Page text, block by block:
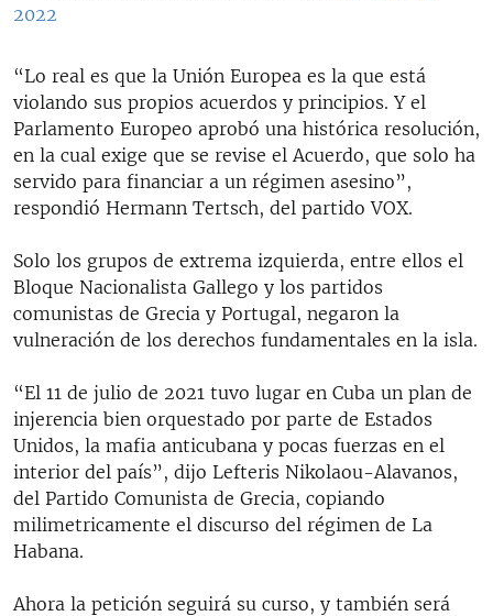
2022
“Lo real es que la Unión Europea es la que está
violando sus propios acuerdos y principios. Y el
Parlamento Europeo aprobó una histórica resolución,
en la cual exige que se revise el Acuerdo, que solo ha
servido para financiar a un régimen asesino”,
respondió Hermann Tertsch, del partido VOX.
Solo los grupos de extrema izquierda, entre ellos el
Bloque Nacionalista Gallego y los partidos
comunistas de Grecia y Portugal, negaron la
vulneración de los derechos fundamentales en la isla.
“El 11 de julio de 2021 tuvo lugar en Cuba un plan de
injerencia bien orquestado por parte de Estados
Unidos, la mafia anticubana y pocas fuerzas en el
interior del país”, dijo Lefteris Nikolaou-Alavanos,
del Partido Comunista de Grecia, copiando
milimetricamente el discurso del régimen de La
Habana.
Ahora la petición seguirá su curso, y también será